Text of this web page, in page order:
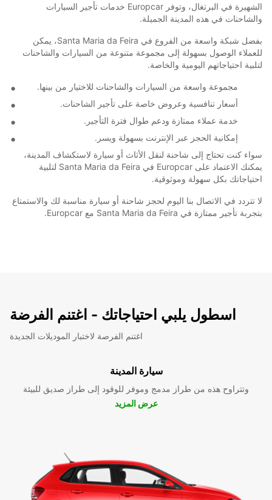
الشهيرة في البرتغال، وتوفر Europcar خدمات تأجير السيارات
والشاحنات في هذه المدينة الجميلة.
بفضل شبكة واسعة من الفروع في Santa Maria da Feira، يمكن
للعملاء الوصول بسهولة إلى مجموعة متنوعة من السيارات والشاحنات
لتلبية احتياجاتهم اليومية والخاصة.
مجموعة واسعة من السيارات والشاحنات للاختيار من بينها.
أسعار تنافسية وعروض خاصة على تأجير الشاحنات.
خدمة عملاء ممتازة ودعم طوال فترة التأجير.
إمكانية الحجز عبر الإنترنت بسهولة ويسر.
سواء كنت تحتاج إلى شاحنة لنقل الأثاث أو سيارة لاستكشاف المدينة،
يمكنك الاعتماد على Europcar في Santa Maria da Feira لتلبية
احتياجاتك بكل سهولة وموثوقية.
لا تتردد في الاتصال بنا اليوم لحجز شاحنة أو سيارة مناسبة لك والاستمتاع
بتجربة تأجير ممتازة في Santa Maria da Feira مع Europcar.
اسطول يلبي احتياجاتك - اغتنم الفرضة
اغتنم الفرصة لاختبار الموديلات الجديدة
سيارة المدينة
وتتراوح هذه من طراز مدمج وموفر للوقود إلى طراز صديق للبيئة
عرض المزيد